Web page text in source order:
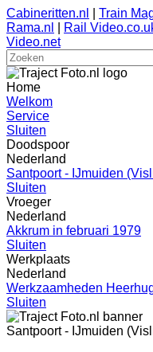
Cabineritten.nl Train
Rama.nl
Rail
Video.net
Home
Welkom
Service
Sluiten
Doodspoor
Nederland
Santpoort - IJmuiden
Sluiten
Vroeger
Nederland
Akkrum in februari 1979
Sluiten
Werkplaats
Nederland
Werkzaamheden
Sluiten
Santpoort - IJmuiden